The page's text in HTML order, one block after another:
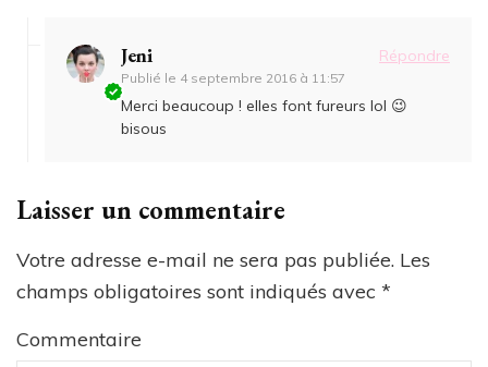
Jeni
Publié le 4 septembre 2016 à 11:57
Répondre
Merci beaucoup ! elles font fureurs lol 😉
bisous
Laisser un commentaire
Votre adresse e-mail ne sera pas publiée. Les
champs obligatoires sont indiqués avec *
Commentaire